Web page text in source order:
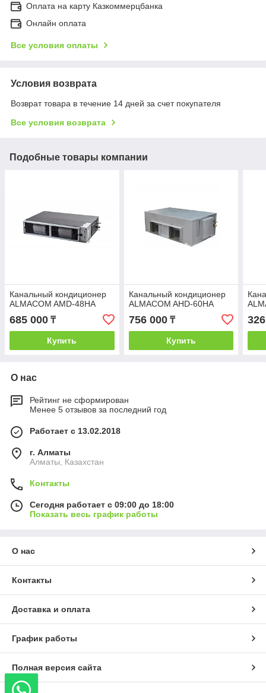
Оплата на карту Казкоммерцбанка
Онлайн оплата
Все условия оплаты
Условия возврата
Возврат товара в течение 14 дней за счет покупателя
Все условия возврата
Подобные товары компании
Канальный кондиционер
ALMACOM AMD-48HA
685 000 ₸
Купить
Канальный кондиционер
ALMACOM AHD-60HA
756 000₸
Купить
О нас
Рейтинг не сформирован
Менее 5 отзывов за последний год
Работает с 13.02.2018
г. Алматы
Алматы, Казахстан
Контакты
Сегодня работает с 09:00 до 18:00
Показать весь график работы
О нас
Контакты
Доставка и оплата
График работы
Полная версия сайта